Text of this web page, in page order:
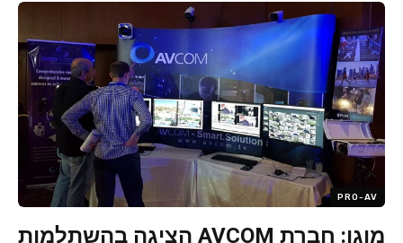
PRO-AV
מוגן: חברת AVCOM הציגה בהשתלמות